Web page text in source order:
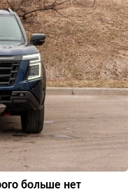
больше нет